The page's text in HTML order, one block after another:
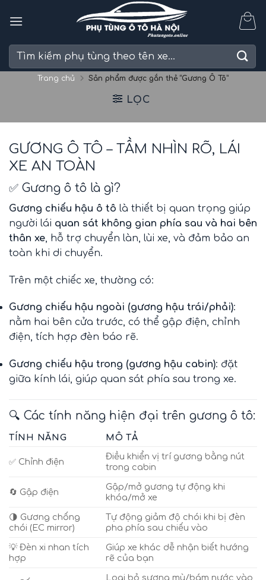
Tìm
Trang chủ Sản phẩm được gắn thẻ “Gương Ô Tô”
LỌC
GƯƠNG Ô TÔ – TẦM NHÌN RÕ, LÁI
XE AN TOÀN
✅ Gương ô tô là gì?
Gương chiếu hậu ô tô là thiết bị quan trọng giúp
người lái quan sát không gian phía sau và hai bên
thân xe, hỗ trợ chuyển làn, lùi xe, và đảm bảo an
toàn khi di chuyển.
Trên một chiếc xe, thường có:
Gương chiếu hậu ngoài (gương hậu trái/phải):
nằm hai bên cửa trước, có thể gập điện, chỉnh
điện, tích hợp đèn báo rẽ.
Gương chiếu hậu trong (gương hậu cabin): đặt
giữa kính lái, giúp quan sát phía sau trong xe.
🔍 Các tính năng hiện đại trên gương ô tô:
TÍNH NĂNG MÔ TẢ
✅ Chỉnh điện
Điều khiển vị trí gương bằng nút
trong cabin
🔄 Gập điện
Gập/mở gương tự động khi
khóa/mở xe
🌗 Gương chống
chói (EC mirror)
Tự động giảm độ chói khi bị đèn
pha phía sau chiếu vào
💡 Đèn xi nhan tích
hợp
Giúp xe khác dễ nhận biết hướng
rẽ của bạn
Loại bỏ sương mù/bám nước vào